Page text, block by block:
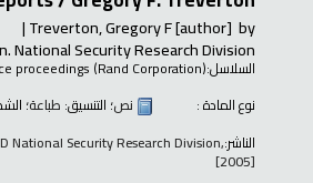
by
Treverton, Gregory F[author]
National Security Research Division
السلاسل:proceedings (Rand Corporation)
نوع المادة :
نص؛ التنسيق: طباعة؛
الناشر:National Security Research Division,
[2005]